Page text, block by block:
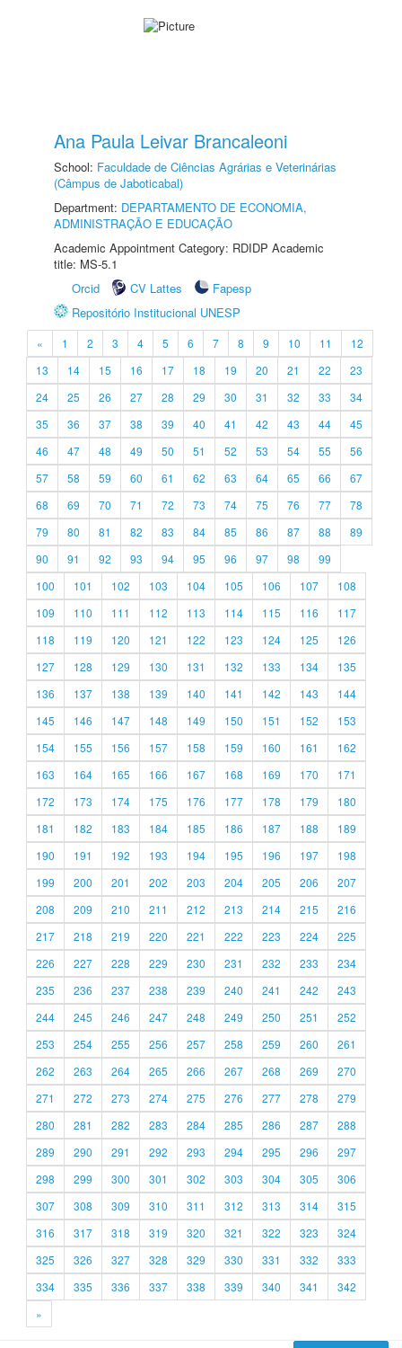
Ana Paula Leivar Brancaleoni
School: Faculdade de Ciências Agrárias e Veterinárias
(Câmpus de Jaboticabal)
Department: DEPARTAMENTO DE ECONOMIA,
ADMINISTRAÇÃO E EDUCAÇÃO
Academic Appointment Category: RDIDP Academic
title: MS-5.1
Orcid
CV Lattes
Fapesp
Repositório Institucional UNESP
« 1 2 3 4 5 6 7 8 9 10 11
12
13
14 15 16 17 18 19 20 21 22
23
24
25 26 27 28 29 30 31 32 33
34
35
36 37 38 39 40 41 42 43 44
45
46
47 48 49 50 51 52 53 54 55
56
57
58 59 60 61 62 63 64 65 66
67
68
69 70 71 72 73 74 75 76 77
78
79
80 81 82 83 84 85 86 87 88
89
90
91 92 93 94 95 96 97 98
99
100
101 102 103 104 105 106 107
108
109
110 111 112 113 114 115 116
117
118
119 120 121 122 123 124 125
126
127
128 129 130 131 132 133 134
135
136
137 138 139 140 141 142 143
144
145
146 147 148 149 150 151 152
153
154
155 156 157 158 159 160 161
162
163
164 165 166 167 168 169 170
171
172
173 174 175 176 177 178 179
180
181
182 183 184 185 186 187 188
189
190
191 192 193 194 195 196 197
198
199
200 201 202 203 204 205 206
207
208
209 210 211 212 213 214 215
216
217
218 219 220 221 222 223 224
225
226
227 228 229 230 231 232 233
234
235
236 237 238 239 240 241 242
243
244
245 246 247 248 249 250 251
252
253
254 255 256 257 258 259 260
261
262
263 264 265 266 267 268 269
270
271
272 273 274 275 276 277 278
279
280
281 282 283 284 285 286 287
288
289
290 291 292 293 294 295 296
297
298
299 300 301 302 303 304 305
306
307
308 309 310 311 312 313 314
315
316
317 318 319 320 321 322 323
324
325
326 327 328 329 330 331 332
333
334
335 336 337 338 339 340 341
342
»